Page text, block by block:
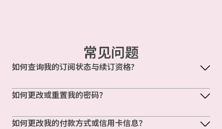
常见问题
如何查询我的订阅状态与续订资格?
如何更改或重置我的密码？
如何更改我的付款方式或信用卡信息？